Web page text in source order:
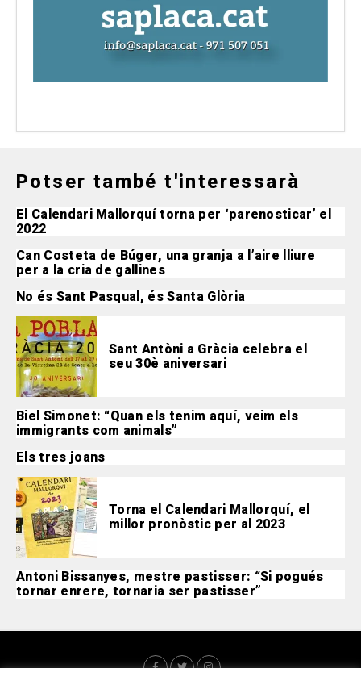
Potser també t'interessarà
El Calendari Mallorquí torna per ‘parenosticar’ el
2022
Can Costeta de Búger, una granja a l’aire lliure
per a la cria de gallines
No és Sant Pasqual, és Santa Glòria
Sant Antòni a Gràcia celebra el
seu 30è aniversari
Biel Simonet: “Quan els tenim aquí, veim els
immigrants com animals”
Els tres joans
Torna el Calendari Mallorquí, el
millor pronòstic per al 2023
Antoni Bissanyes, mestre pastisser: “Si pogués
tornar enrere, tornaria ser pastisser”